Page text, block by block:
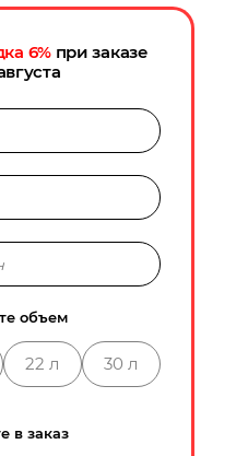
6%при заказе
объем
22 л 30 л
в заказ